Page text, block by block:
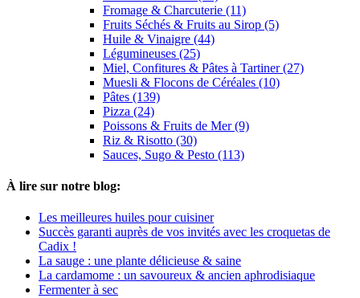
Fromage & Charcuterie (11)
Fruits Séchés & Fruits au Sirop (5)
Huile & Vinaigre (44)
Légumineuses (25)
Miel, Confitures & Pâtes à Tartiner (27)
Muesli & Flocons de Céréales (10)
Pâtes (139)
Pizza (24)
Poissons & Fruits de Mer (9)
Riz & Risotto (30)
Sauces, Sugo & Pesto (113)
À lire sur notre blog:
Les meilleures huiles pour cuisiner
Succès garanti auprès de vos invités avec les croquetas de
Cadix !
La sauge : une plante délicieuse & saine
La cardamome : un savoureux & ancien aphrodisiaque
Fermenter à sec